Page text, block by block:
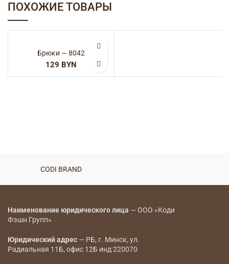
ПОХОЖИЕ ТОВАРЫ
Брюки — 8042
BYN
CODI BRAND
Наименование юридического лица — ООО «Коди
Фэшн Групп»
Юридический адрес — РБ, г. Минск, ул.
Радиальная 11Б, офис 12Б инд 220070